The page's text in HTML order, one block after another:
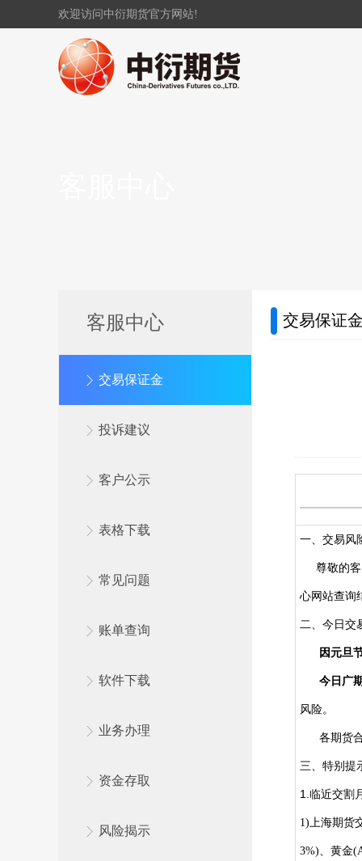
欢迎访问中衍期货官方网站!
客服中心
交易保证金
投诉建议
客户公示
表格下载
常见问题
账单查询
软件下载
业务办理
资金存取
风险揭示
交易保证
一、交易风
尊敬的客
心网站查询
二、今日交
因元旦
今日广
风险。
各期货合
三、特别提
1.临近交割
1)上海期货
3%)、黄金